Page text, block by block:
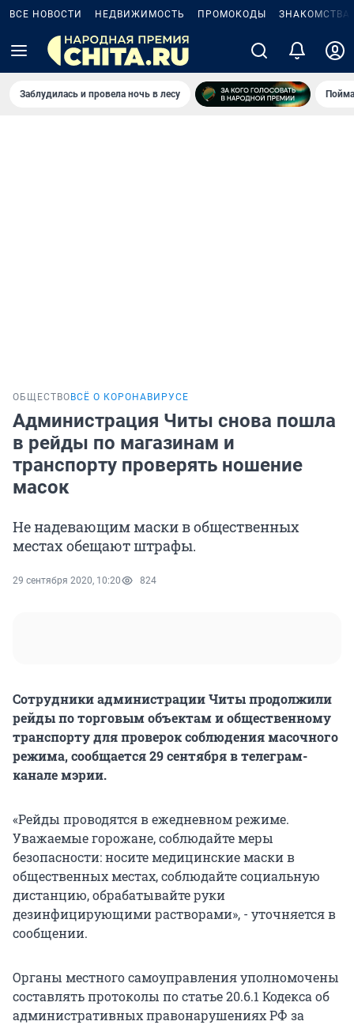
ВСЕ НОВОСТИ НЕДВИЖИМОСТЬ ПРОМОКОДЫ ЗНАКОМСТВА
Заблудилась и провела ночь в лесу
ОБЩЕСТВО ВСЁ О КОРОНАВИРУСЕ
Администрация Читы снова пошла
в рейды по магазинам и
транспорту проверять ношение
масок
Не надевающим маски в общественных
местах обещают штрафы.
29 сентября 2020, 10:20 824
Сотрудники администрации Читы продолжили
рейды по торговым объектам и общественному
транспорту для проверок соблюдения масочного
режима, сообщается 29 сентября в телеграм-
канале мэрии.
«Рейды проводятся в ежедневном режиме.
Уважаемые горожане, соблюдайте меры
безопасности: носите медицинские маски в
общественных местах, соблюдайте социальную
дистанцию, обрабатывайте руки
дезинфицирующими растворами», - уточняется в
сообщении.
Органы местного самоуправления уполномочены
составлять протоколы по статье 20.6.1 Кодекса об
административных правонарушениях РФ за